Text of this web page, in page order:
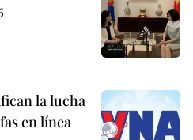
la lucha
en línea